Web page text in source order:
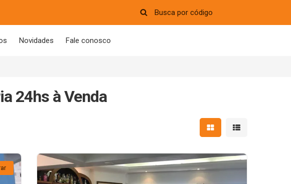
Novidades Fale conosco
24hs à Venda
Mostrar resultados em
Mostrar